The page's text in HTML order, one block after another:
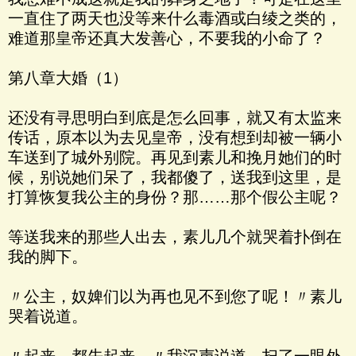
一直住了两天也没等来什么毒酒或白绫之类的，
难道那皇帝还真大发善心，不要我的小命了？
第八章大婚（1）
还没有寻思明白到底是怎么回事，就又有太监来
传话，原本以为去见皇帝，没有想到却被一辆小
车送到了城外别院。再见到素儿和挽月她们的时
候，别说她们呆了，我都傻了，送我到这里，是
打算恢复我公主的身份？那……那个假公主呢？
等送我来的那些人出去，素儿几个就哭着扑倒在
我的脚下。
〃公主，奴婢们以为再也见不到您了呢！〃素儿
哭着说道。